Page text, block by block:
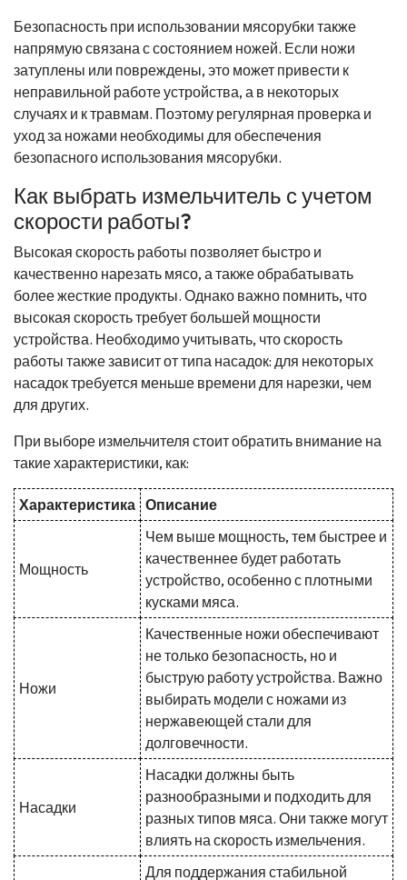
Безопасность при использовании мясорубки также
напрямую связана с состоянием ножей. Если ножи
затуплены или повреждены, это может привести к
неправильной работе устройства, а в некоторых
случаях и к травмам. Поэтому регулярная проверка и
уход за ножами необходимы для обеспечения
безопасного использования мясорубки.
Как выбрать измельчитель с учетом
скорости работы?
Высокая скорость работы позволяет быстро и
качественно нарезать мясо, а также обрабатывать
более жесткие продукты. Однако важно помнить, что
высокая скорость требует большей мощности
устройства. Необходимо учитывать, что скорость
работы также зависит от типа насадок: для некоторых
насадок требуется меньше времени для нарезки, чем
для других.
При выборе измельчителя стоит обратить внимание на
такие характеристики, как:
Характеристика Описание
Мощность
Чем выше мощность, тем быстрее и
качественнее будет работать
устройство, особенно с плотными
кусками мяса.
Ножи
Качественные ножи обеспечивают
не только безопасность, но и
быструю работу устройства. Важно
выбирать модели с ножами из
нержавеющей стали для
долговечности.
Насадки
Насадки должны быть
разнообразными и подходить для
разных типов мяса. Они также могут
влиять на скорость измельчения.
Для поддержания стабильной